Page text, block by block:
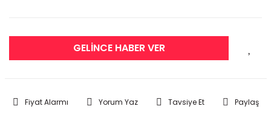
GELİNCE HABER VER
Fiyat Alarmı Yorum Yaz Tavsiye Et Paylaş